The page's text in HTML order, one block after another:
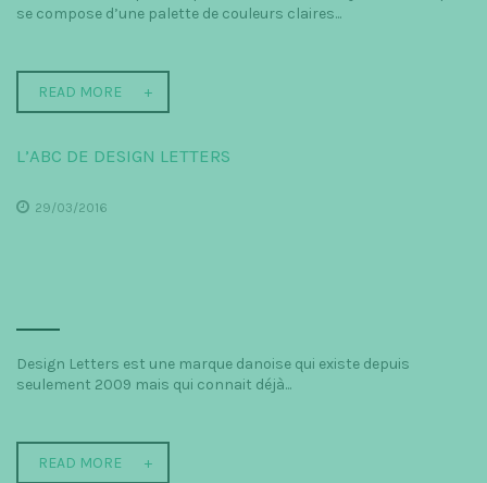
se compose d’une palette de couleurs claires...
READ MORE
L’ABC DE DESIGN LETTERS
29/03/2016
Design Letters est une marque danoise qui existe depuis
seulement 2009 mais qui connait déjà...
READ MORE